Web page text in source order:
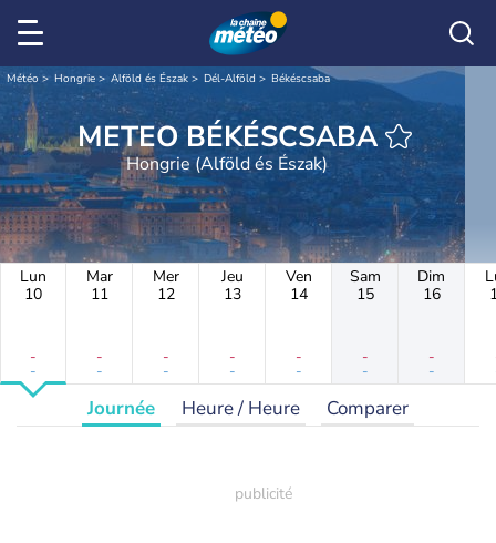
Météo Hongrie Alföld és Észak Dél-Alföld Békéscsaba
METEO BÉKÉSCSABA
Hongrie (Alföld és Észak)
Lun
10
-
-
Mar
11
-
-
Mer
12
-
-
Jeu
13
-
-
Ven
14
-
-
Sam
15
-
-
Dim
16
-
-
Journée Heure / Heure Comparer